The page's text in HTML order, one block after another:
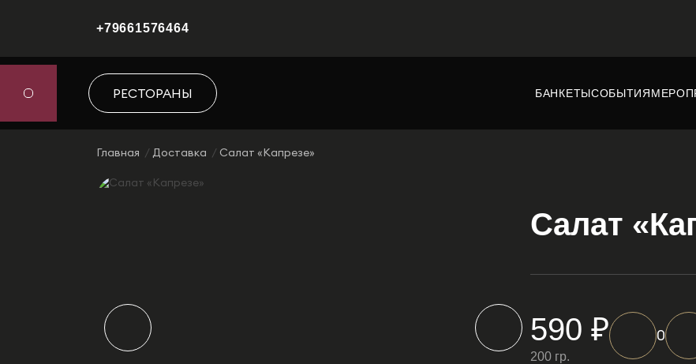
+79661576464
РЕСТОРАНЫ БАНКЕТЫСОБЫТИЯ
Главная Доставка Салат «Капрезе»
Салат
590 ₽
200 гр.
0